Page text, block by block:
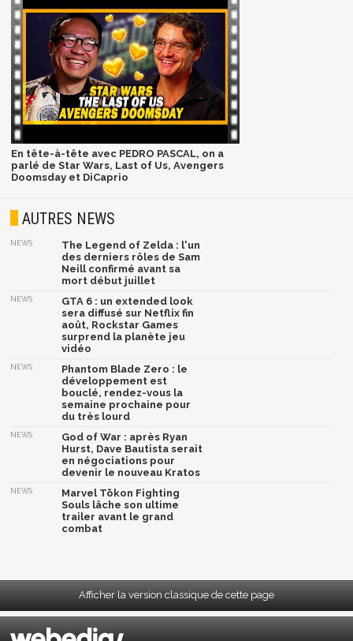
En tête-à-tête avec PEDRO PASCAL, on a
parlé de Star Wars, Last of Us, Avengers
Doomsday et DiCaprio
AUTRES NEWS
NEWS
The Legend of Zelda : l'un
des derniers rôles de Sam
Neill confirmé avant sa
mort début juillet
NEWS
GTA 6 : un extended look
sera diffusé sur Netflix fin
août, Rockstar Games
surprend la planète jeu
vidéo
NEWS
Phantom Blade Zero : le
développement est
bouclé, rendez-vous la
semaine prochaine pour
du très lourd
NEWS
God of War : après Ryan
Hurst, Dave Bautista serait
en négociations pour
devenir le nouveau Kratos
NEWS
Marvel Tōkon Fighting
Souls lâche son ultime
trailer avant le grand
combat
Afficher la version classique de cette page